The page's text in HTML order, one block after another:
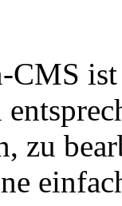
ist
zu